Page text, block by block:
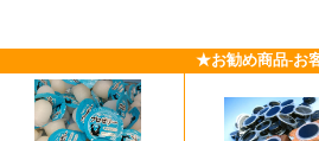
★お勧め商品-お